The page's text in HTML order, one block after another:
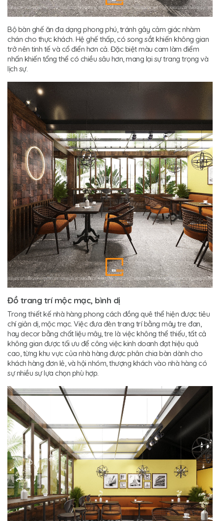
Bộ bàn ghế ăn đa dạng phong phú, tránh gây cảm giác nhàm
chán cho thực khách. Hệ ghế thấp, có song sắt khiến không gian
trở nên tinh tế và cổ điển hơn cả. Đặc biệt màu cam làm điểm
nhấn khiến tổng thể có chiều sâu hơn, mang lại sự trang trọng và
lịch sự.
Đồ trang trí mộc mạc, bình dị
Trong thiết kế nhà hàng phong cách đồng quê thể hiện được tiêu
chí giản dị, mộc mạc. Việc đưa đèn trang trí bằng mây tre đan,
hay decor bằng chất liệu mây, tre là việc không thể thiếu, tất cả
không gian được tối ưu để công việc kinh doanh đạt hiệu quả
cao, từng khu vực của nhà hàng được phân chia bàn dành cho
khách hàng đơn lẻ, và hội nhóm, thượng khách vào nhà hàng có
sự nhiều sự lựa chọn phù hợp.